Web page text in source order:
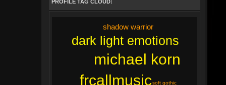
PROFILE TAG CLOUD:
frcallmusic
michael korn
dark light emotions
shadow warrior
soft gothic